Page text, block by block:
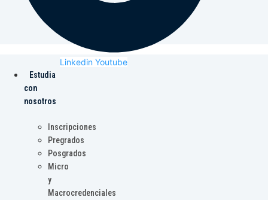
Linkedin Youtube
Estudia
con
nosotros
Inscripciones
Pregrados
Posgrados
Micro
y
Macrocredenciales